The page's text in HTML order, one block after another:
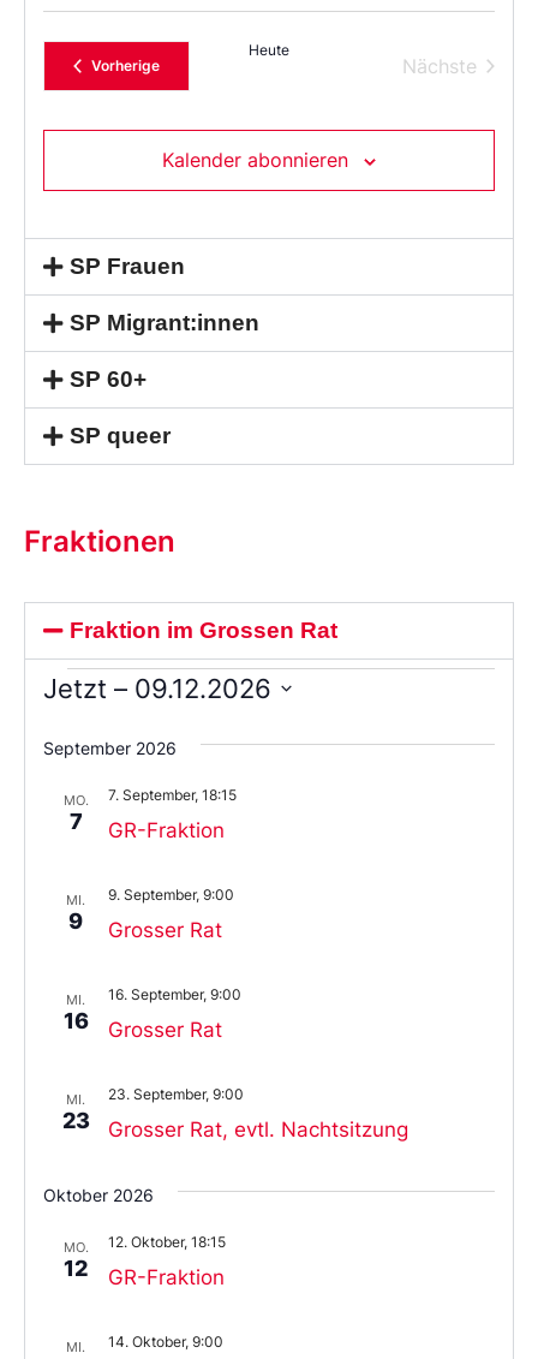
Sie
das
Datum
aus.
VorherigeVeranstaltungen
Heute
Nächste
Kalender abonnieren
SP Frauen
SP Migrant:innen
SP 60+
SP queer
Fraktionen
Fraktion im Grossen Rat
Jetzt – 09.12.2026
Sie
das
aus.
September 2026
MO.
7 GR-Fraktion
7. September, 18:15
MI.
9 Grosser Rat
9. September, 9:00
MI.
16 Grosser Rat
16. September, 9:00
MI.
23 Grosser Rat, evtl. Nachtsitzung
23. September, 9:00
Oktober 2026
MO.
12 GR-Fraktion
12. Oktober, 18:15
MI. 14. Oktober, 9:00